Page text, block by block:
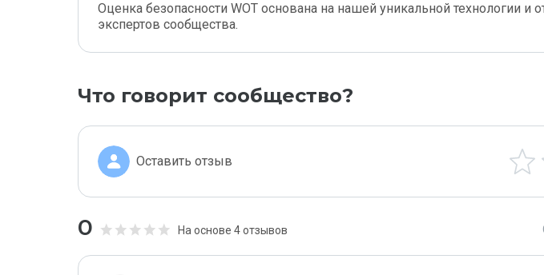
Оценка безопасности WOT основана на нашей уникальной технологии и
экспертов сообщества.
Что говорит сообщество?
Оставить отзыв
0 На основе 4 отзывов